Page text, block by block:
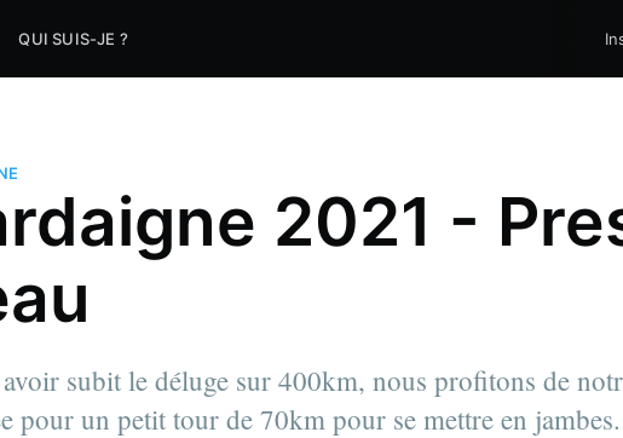
QUI SUIS-JE ?
2021 -
subit le déluge sur 400km, nous profitons de
pour un petit tour de 70km pour se mettre en jambes.